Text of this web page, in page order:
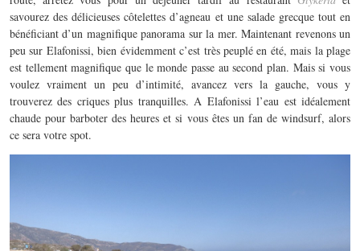
savourez des délicieuses côtelettes d’agneau et une salade grecque tout en
bénéficiant d’un magnifique panorama sur la mer. Maintenant revenons un
peu sur Elafonissi, bien évidemment c’est très peuplé en été, mais la plage
est tellement magnifique que le monde passe au second plan. Mais si vous
voulez vraiment un peu d’intimité, avancez vers la gauche, vous y
trouverez des criques plus tranquilles. A Elafonissi l’eau est idéalement
chaude pour barboter des heures et si vous êtes un fan de windsurf, alors
ce sera votre spot.